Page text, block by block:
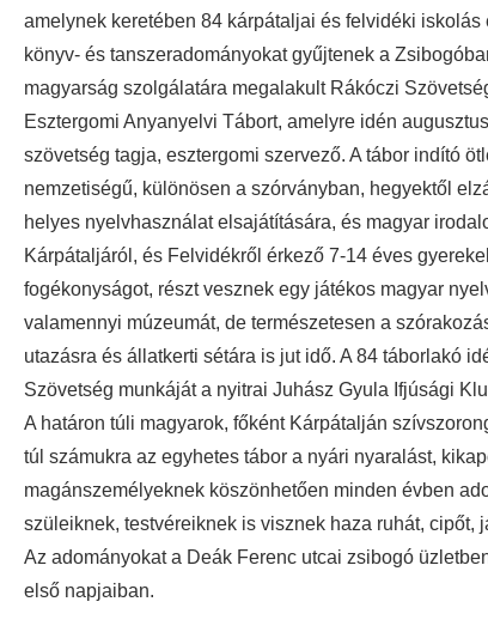
amelynek keretében 84 kárpátaljai és felvidéki
könyv- és tanszeradományokat gyűjtenek a
magyarság szolgálatára megalakult Rákóczi
Esztergomi Anyanyelvi Tábort, amelyre idén
szövetség tagja, esztergomi szervező. A tábor indító
nemzetiségű, különösen a szórványban, hegyektől
helyes nyelvhasználat elsajátítására, és magyar
Kárpátaljáról, és Felvidékről érkező 7-14 éves
fogékonyságot, részt vesznek egy játékos magyar
valamennyi múzeumát, de természetesen a
utazásra és állatkerti sétára is jut idő. A 84 táborlakó
Szövetség munkáját a nyitrai Juhász Gyula Ifjúsági
A határon túli magyarok, főként Kárpátalján
túl számukra az egyhetes tábor a nyári nyaralást,
magánszemélyeknek köszönhetően minden évben
szüleiknek, testvéreiknek is visznek haza ruhát, cipőt,
Az adományokat a Deák Ferenc utcai zsibogó
első napjaiban.